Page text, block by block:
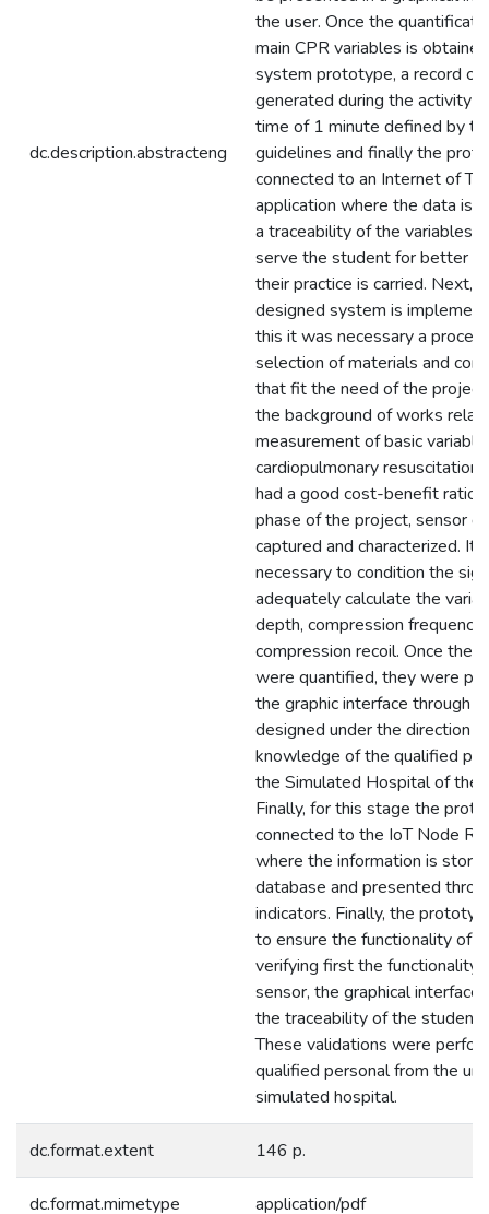
dc.description.abstracteng
the user. Once the
main CPR variables is
system prototype, a record of
generated during the activity
time of 1 minute defined by
guidelines and finally the
connected to an Internet of
application where the data is
a traceability of the variables
serve the student for better
their practice is carried. Next,
designed system is
this it was necessary a
selection of materials and
that fit the need of the project
the background of works
measurement of basic
cardiopulmonary resuscitation
had a good cost-benefit ratio.
phase of the project, sensor
captured and characterized. It
necessary to condition the
adequately calculate the
depth, compression frequency
compression recoil. Once the
were quantified, they were
the graphic interface through
designed under the direction
knowledge of the qualified
the Simulated Hospital of the
Finally, for this stage the
connected to the IoT Node
where the information is
database and presented
indicators. Finally, the
to ensure the functionality of
verifying first the functionality
sensor, the graphical interface
the traceability of the
These validations were
qualified personal from the
simulated hospital.
dc.format.extent 146 p.
dc.format.mimetype application/pdf